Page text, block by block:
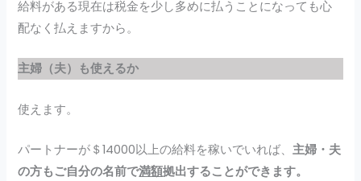
給料がある現在は税金を少し多めに払うことになっても心
配なく払えますから。
主婦（夫）も使えるか
使えます。
パートナーが＄14000以上の給料を稼いでいれば、主婦・夫
の方もご自分の名前で満額拠出することができます。